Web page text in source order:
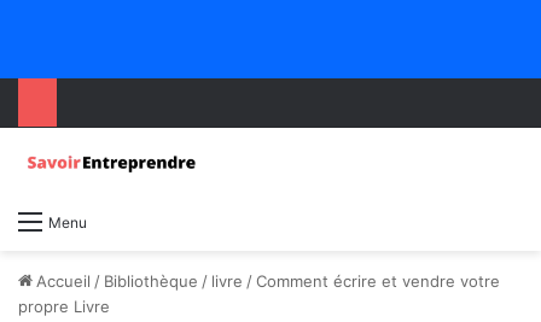
Menu
Accueil / Bibliothèque / livre /Comment écrire et vendre votre
propre Livre